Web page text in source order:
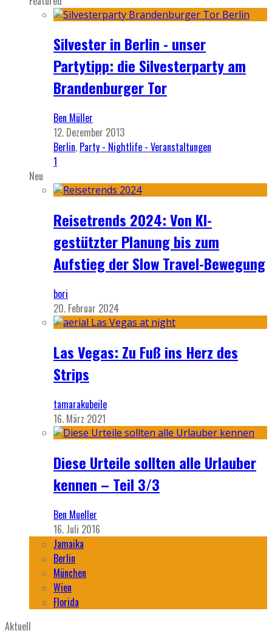
Silvester in Berlin - unser
Partytipp: die Silvesterparty am
Brandenburger Tor
Ben Müller
12. Dezember 2013
Berlin, Party - Nightlife - Veranstaltungen
1
Neu
Reisetrends 2024: Von KI-
gestützter Planung bis zum
Aufstieg der Slow Travel-Bewegung
bori
20. Februar 2024
Las Vegas: Zu Fuß ins Herz des
Strips
tamarakubeile
16. März 2021
Diese Urteile sollten alle Urlauber
kennen – Teil 3/3
Ben Mueller
16. Juli 2016
Jamaika
Berlin
München
Wien
Florida
Aktuell